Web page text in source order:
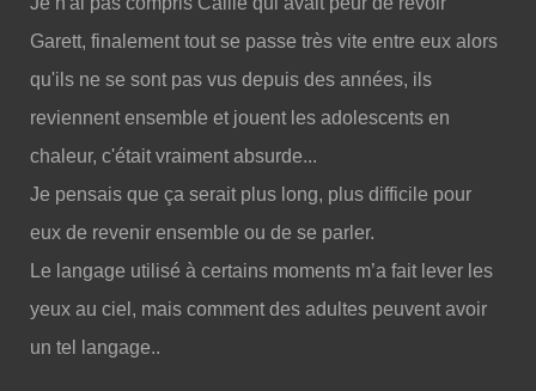
Garett, finalement tout se passe très vite entre eux alors
qu'ils ne se sont pas vus depuis des années, ils
reviennent ensemble et jouent les adolescents en
chaleur, c'était vraiment absurde...
Je pensais que ça serait plus long, plus difficile pour
eux de revenir ensemble ou de se parler.
Le langage utilisé à certains moments m’a fait lever les
yeux au ciel, mais comment des adultes peuvent avoir
un tel langage..